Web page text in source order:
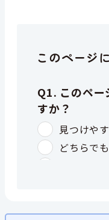
このページ